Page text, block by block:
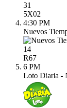
31
5X02
4:30 PM
Nuevos
14
R67
6 PM
Loto Diaria -